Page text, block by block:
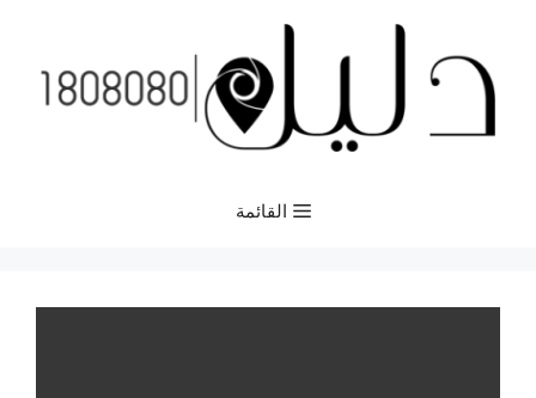
المحتوى
القائمة